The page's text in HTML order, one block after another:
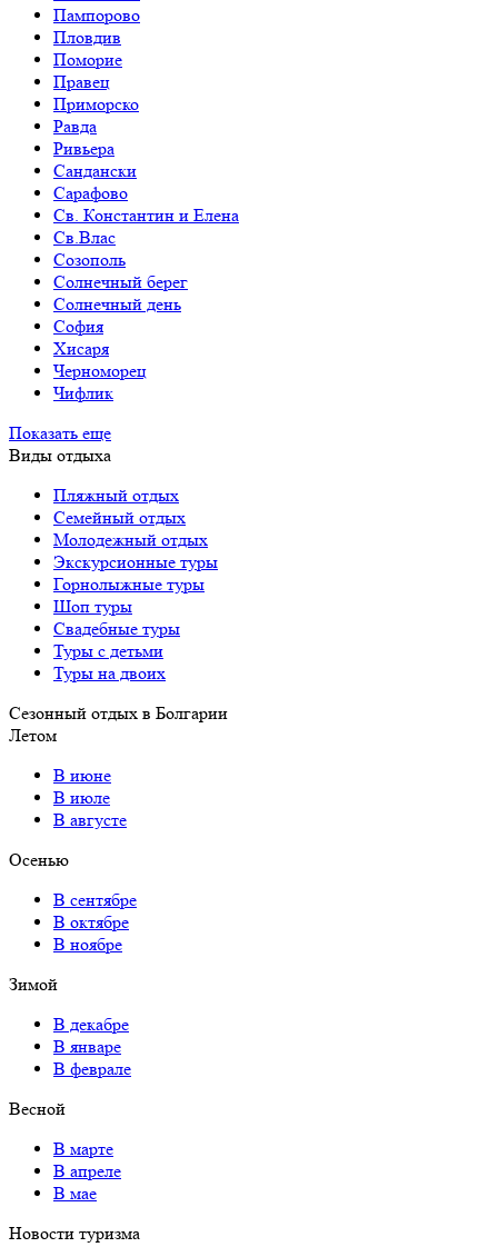
Пампорово
Пловдив
Поморие
Правец
Приморско
Равда
Ривьера
Сандански
Сарафово
Св. Константин и Елена
Св.Влас
Созополь
Солнечный берег
Солнечный день
София
Хисаря
Черноморец
Чифлик
Показать еще
Виды отдыха
Пляжный отдых
Семейный отдых
Молодежный отдых
Экскурсионные туры
Горнолыжные туры
Шоп туры
Свадебные туры
Туры с детьми
Туры на двоих
Сезонный отдых в Болгарии
Летом
В июне
В июле
В августе
Осенью
В сентябре
В октябре
В ноябре
Зимой
В декабре
В январе
В феврале
Весной
В марте
В апреле
В мае
Новости туризма